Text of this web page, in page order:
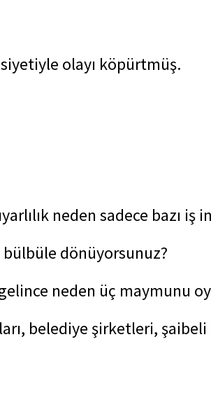
olayı köpürtmüş.
neden sadece bazı iş
dönüyorsunuz?
neden üç maymunu
belediye şirketleri,